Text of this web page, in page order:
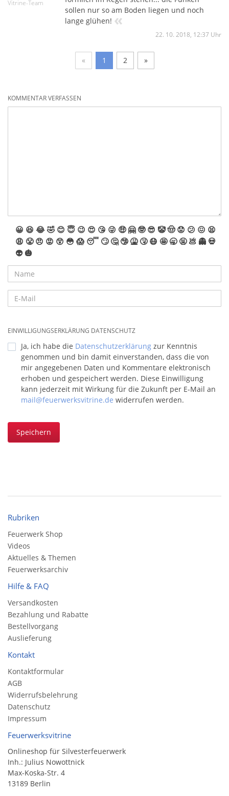
Vitrine-Team
sollen nur so am Boden liegen und noch
lange glühen! «
22. 10. 2018, 12:37 Uhr
« 1 2 »
KOMMENTAR VERFASSEN
😀 😆 😂🤣 😊 😇 😉 😍 😘 😜 🤑 🤗 🤓 😎 🤡🤠 😟 😕 😖 😫
😩 😤 😠 😡 😲 😳 😱 😴 🙄 🤔 🤥 🤮 🤧 😷 🤩 🥱 🤬 💩 👻 💀
👽 🎃
EINWILLIGUNGSERKLÄRUNG DATENSCHUTZ
Ja, ich habe die Datenschutzerklärung zur Kenntnis
genommen und bin damit einverstanden, dass die von
mir angegebenen Daten und Kommentare elektronisch
erhoben und gespeichert werden. Diese Einwilligung
kann jederzeit mit Wirkung für die Zukunft per E-Mail an
mail@feuerwerksvitrine.de widerrufen werden.
Speichern
Rubriken
Feuerwerk Shop
Videos
Aktuelles & Themen
Feuerwerksarchiv
Hilfe & FAQ
Versandkosten
Bezahlung und Rabatte
Bestellvorgang
Auslieferung
Kontakt
Kontaktformular
AGB
Widerrufsbelehrung
Datenschutz
Impressum
Feuerwerksvitrine
Onlineshop für Silvesterfeuerwerk
Inh.: Julius Nowottnick
Max-Koska-Str. 4
13189 Berlin